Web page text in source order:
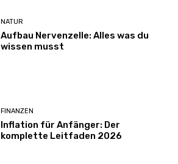
NATUR
Aufbau Nervenzelle: Alles was du
wissen musst
FINANZEN
Inflation für Anfänger: Der
komplette Leitfaden 2026